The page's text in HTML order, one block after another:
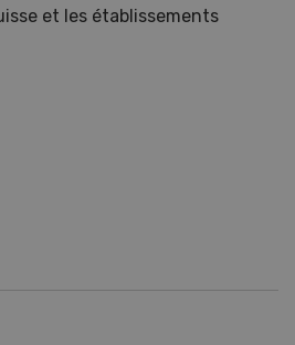
et les établissements